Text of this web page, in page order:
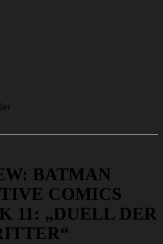
BATMAN
COMICS
11: „DUELL DER